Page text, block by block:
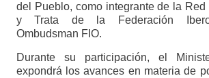
del Pueblo, como integrante de la Red
y Trata de la Federación
Ombudsman FIO.
Durante su participación, el
expondrá los avances en materia de